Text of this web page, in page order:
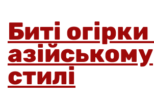
Биті
азійському
стилі